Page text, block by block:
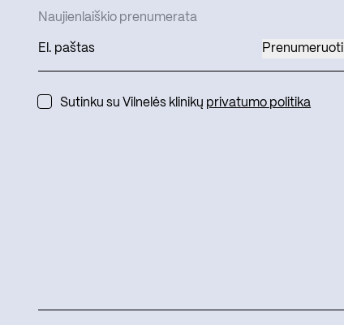
Naujienlaiškio prenumerata
Prenumeruoti
Sutinku su Vilnelės klinikų privatumo politika